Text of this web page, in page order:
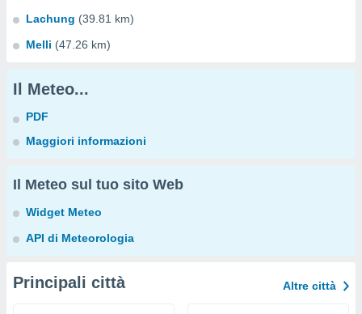
Lachung (39.81 km)
Melli (47.26 km)
Il Meteo...
PDF
Maggiori informazioni
Il Meteo sul tuo sito Web
Widget Meteo
API di Meteorologia
Principali città Altre città